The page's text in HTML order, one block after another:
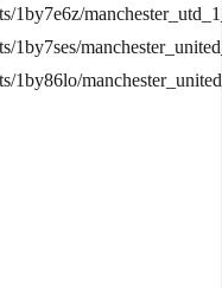
1by7e6z/
1by7ses/
1by86lo/